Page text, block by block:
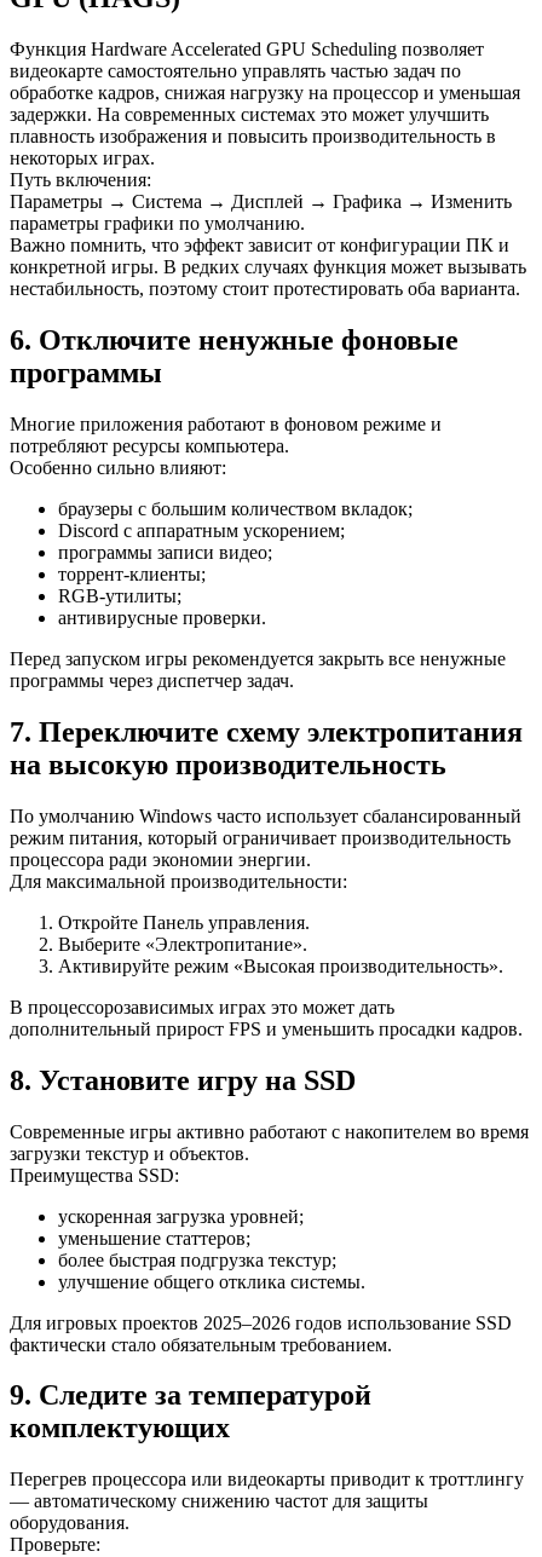
Функция Hardware Accelerated GPU Scheduling позволяет
видеокарте самостоятельно управлять частью задач по
обработке кадров, снижая нагрузку на процессор и уменьшая
задержки. На современных системах это может улучшить
плавность изображения и повысить производительность в
некоторых играх.
Путь включения:
Параметры → Система → Дисплей → Графика → Изменить
параметры графики по умолчанию.
Важно помнить, что эффект зависит от конфигурации ПК и
конкретной игры. В редких случаях функция может вызывать
нестабильность, поэтому стоит протестировать оба варианта.
6. Отключите ненужные фоновые
программы
Многие приложения работают в фоновом режиме и
потребляют ресурсы компьютера.
Особенно сильно влияют:
браузеры с большим количеством вкладок;
Discord с аппаратным ускорением;
программы записи видео;
торрент-клиенты;
RGB-утилиты;
антивирусные проверки.
Перед запуском игры рекомендуется закрыть все ненужные
программы через диспетчер задач.
7. Переключите схему электропитания
на высокую производительность
По умолчанию Windows часто использует сбалансированный
режим питания, который ограничивает производительность
процессора ради экономии энергии.
Для максимальной производительности:
Откройте Панель управления.
Выберите «Электропитание».
Активируйте режим «Высокая производительность».
В процессорозависимых играх это может дать
дополнительный прирост FPS и уменьшить просадки кадров.
8. Установите игру на SSD
Современные игры активно работают с накопителем во время
загрузки текстур и объектов.
Преимущества SSD:
ускоренная загрузка уровней;
уменьшение статтеров;
более быстрая подгрузка текстур;
улучшение общего отклика системы.
Для игровых проектов 2025–2026 годов использование SSD
фактически стало обязательным требованием.
9. Следите за температурой
комплектующих
Перегрев процессора или видеокарты приводит к троттлингу
— автоматическому снижению частот для защиты
оборудования.
Проверьте: